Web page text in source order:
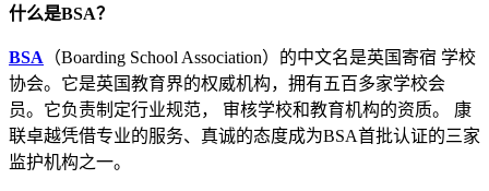
什么是BSA？
BSA （Boarding School Association）的中文名是英国寄宿 学校
协会。它是英国教育界的权威机构，拥有五百多家学校会
员。它负责制定行业规范， 审核学校和教育机构的资质。 康
联卓越凭借专业的服务、真诚的态度成为BSA首批认证的三家
监护机构之一。